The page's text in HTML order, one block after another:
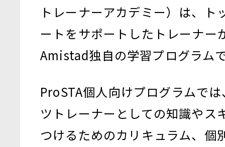
トレーナーアカデミー）は、ト
ートをサポートしたトレーナー
Amistad独自の学習プログラム
ProSTA個人向けプログラムで
ツトレーナーとしての知識やス
つけるためのカリキュラム、個